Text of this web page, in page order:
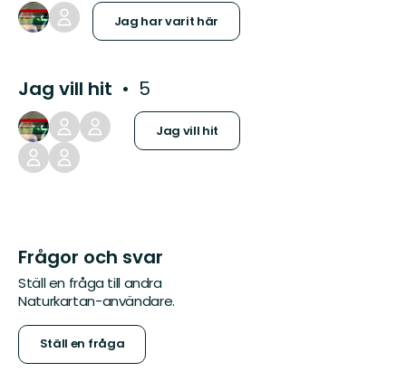
Jag har varit här
Jag vill hit 5
Jag vill hit
Frågor och svar
Ställ en fråga till andra
Naturkartan-användare.
Ställ en fråga